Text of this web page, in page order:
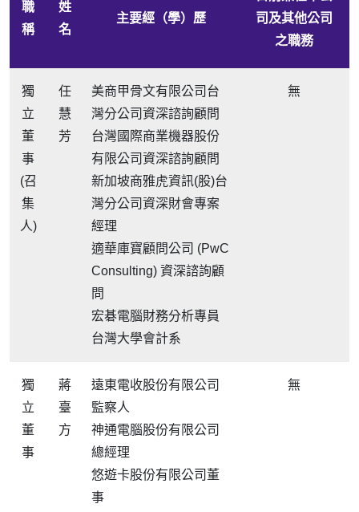
職
稱
姓
名
主要經（學）歷
司及其他公司
之職務
獨
立
董
事
(召
集
人)
任
慧
芳
美商甲骨文有限公司台
灣分公司資深諮詢顧問
台灣國際商業機器股份
有限公司資深諮詢顧問
新加坡商雅虎資訊(股)台
灣分公司資深財會專案
經理
適華庫寶顧問公司 (PwC
Consulting) 資深諮詢顧
問
宏碁電腦財務分析專員
台灣大學會計系
無
獨
立
董
事
蔣
臺
方
遠東電收股份有限公司
監察人
神通電腦股份有限公司
總經理
悠遊卡股份有限公司董
事
無